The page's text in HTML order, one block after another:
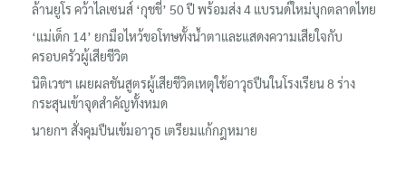
ล้านยูโร คว้าไลเซนส์ ‘กุชชี่’ 50 ปี พร้อมส่ง 4 แบรนด์ใหม่บุกตลาดไทย
‘แม่เด็ก 14’ ยกมือไหว้ขอโทษทั้งน้ำตาและแสดงความเสียใจกับ
ครอบครัวผู้เสียชีวิต
นิติเวชฯ เผยผลชันสูตรผู้เสียชีวิตเหตุใช้อาวุธปืนในโรงเรียน 8 ร่าง
กระสุนเข้าจุดสำคัญทั้งหมด
นายกฯ สั่งคุมปืนเข้มอาวุธ เตรียมแก้กฎหมาย